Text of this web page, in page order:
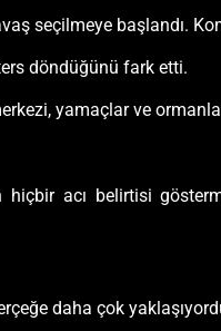
seçilmeye başlandı.
döndüğünü fark etti.
yamaçlar ve
hiçbir acı belirtisi
daha çok